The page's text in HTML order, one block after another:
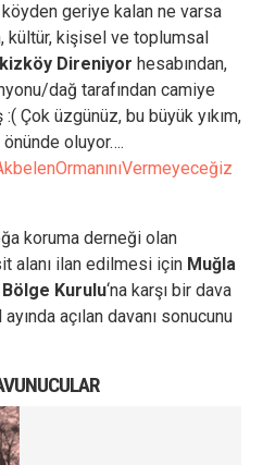
köyden geriye kalan ne varsa
kültür, kişisel ve toplumsal
Direniyor hesabından,
dağ tarafından camiye
Çok üzgünüz, bu büyük yıkım,
oluyor….
koruma derneği olan
alanı ilan edilmesi için Muğla
Bölge Kurulu‘na karşı bir dava
açılan davanı sonucunu